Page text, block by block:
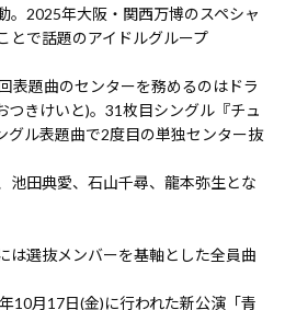
。2025年大阪・関西万博のスペシャ
とで話題のアイドルグループ
表題曲のセンターを務めるのはドラ
つきけいと)。31枚目シングル『チュ
グル表題曲で2度目の単独センター抜
池田典愛、石山千尋、龍本弥生とな
選抜メンバーを基軸とした全員曲
10月17日(金)に行われた新公演「青